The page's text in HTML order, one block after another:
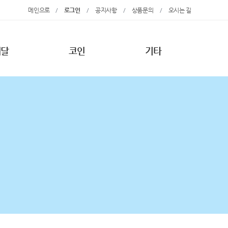
오시는 길
상품문의 /
공지사항/
로그인 /
메인으로 /
코인 기타